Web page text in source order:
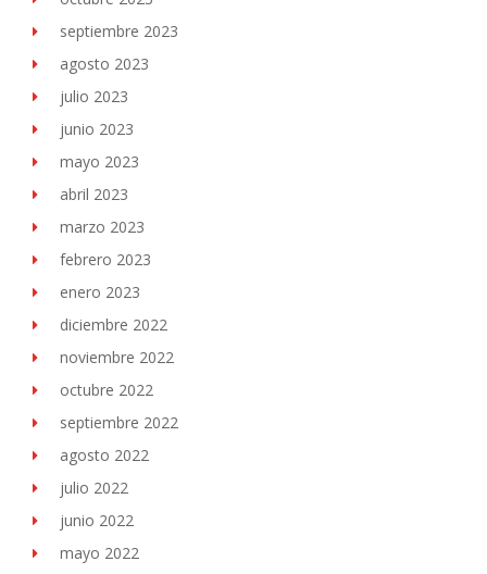
septiembre 2023
agosto 2023
julio 2023
junio 2023
mayo 2023
abril 2023
marzo 2023
febrero 2023
enero 2023
diciembre 2022
noviembre 2022
octubre 2022
septiembre 2022
agosto 2022
julio 2022
junio 2022
mayo 2022